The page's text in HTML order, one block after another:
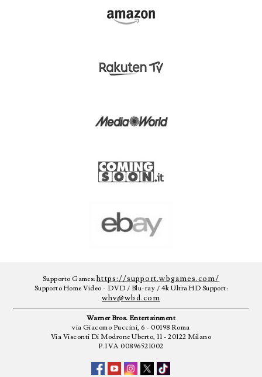
Supporto Games:https://support.wbgames.com/
Supporto Home Video - DVD / Blu-ray / 4k Ultra HD Support:
whv@wbd.com
Warner Bros. Entertainment
via Giacomo Puccini, 6 - 00198 Roma
Via Visconti Di Modrone Uberto, 11 - 20122 Milano
P.IVA 00896521002